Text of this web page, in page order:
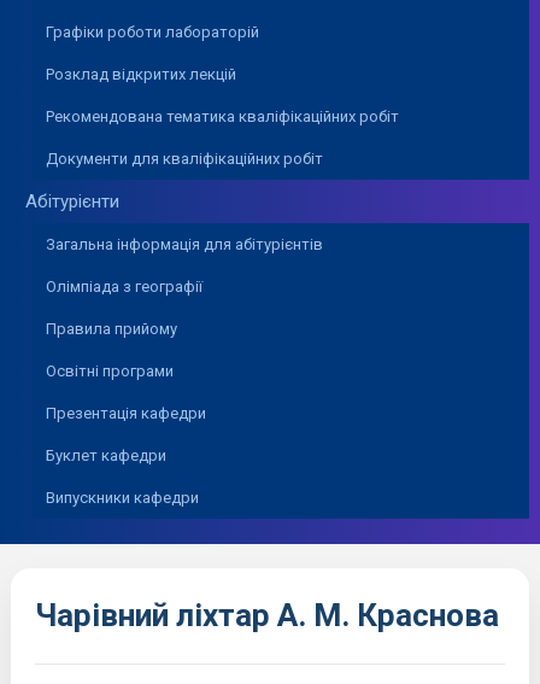
Графіки роботи лабораторій
Розклад відкритих лекцій
Рекомендована тематика кваліфікаційних робіт
Документи для кваліфікаційних робіт
Абітурієнти
Загальна інформація для абітурієнтів
Олімпіада з географії
Правила прийому
Освітні програми
Презентація кафедри
Буклет кафедри
Випускники кафедри
Чарівний ліхтар А. М. Краснова